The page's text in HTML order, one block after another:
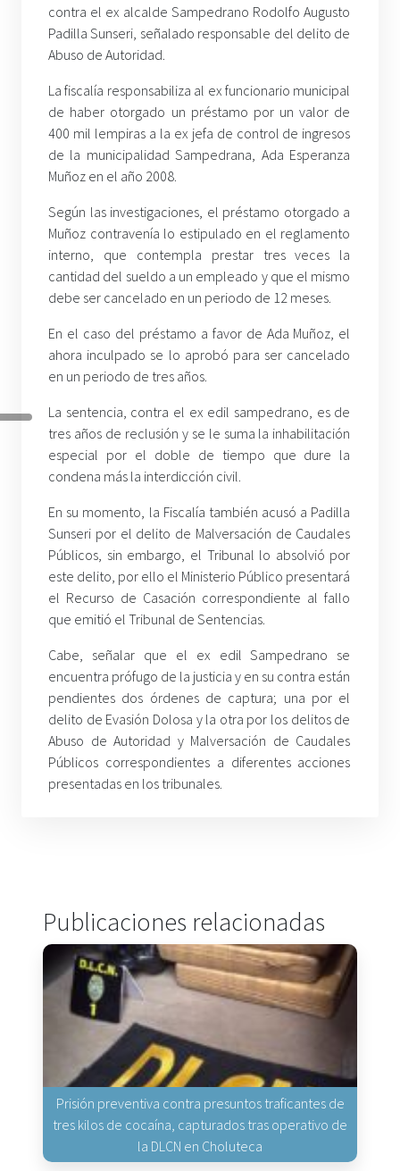
contra el ex alcalde Sampedrano Rodolfo Augusto
Padilla Sunseri, señalado responsable del delito de
Abuso de Autoridad.
La fiscalía responsabiliza al ex funcionario municipal
de haber otorgado un préstamo por un valor de
400 mil lempiras a la ex jefa de control de ingresos
de la municipalidad Sampedrana, Ada Esperanza
Muñoz en el año 2008.
Según las investigaciones, el préstamo otorgado a
Muñoz contravenía lo estipulado en el reglamento
interno, que contempla prestar tres veces la
cantidad del sueldo a un empleado y que el mismo
debe ser cancelado en un periodo de 12 meses.
En el caso del préstamo a favor de Ada Muñoz, el
ahora inculpado se lo aprobó para ser cancelado
en un periodo de tres años.
La sentencia, contra el ex edil sampedrano, es de
tres años de reclusión y se le suma la inhabilitación
especial por el doble de tiempo que dure la
condena más la interdicción civil.
En su momento, la Fiscalía también acusó a Padilla
Sunseri por el delito de Malversación de Caudales
Públicos, sin embargo, el Tribunal lo absolvió por
este delito, por ello el Ministerio Público presentará
el Recurso de Casación correspondiente al fallo
que emitió el Tribunal de Sentencias.
Cabe, señalar que el ex edil Sampedrano se
encuentra prófugo de la justicia y en su contra están
pendientes dos órdenes de captura; una por el
delito de Evasión Dolosa y la otra por los delitos de
Abuso de Autoridad y Malversación de Caudales
Públicos correspondientes a diferentes acciones
presentadas en los tribunales.
Publicaciones relacionadas
Prisión preventiva contra presuntos traficantes de
tres kilos de cocaína, capturados tras operativo de
la DLCN en Choluteca